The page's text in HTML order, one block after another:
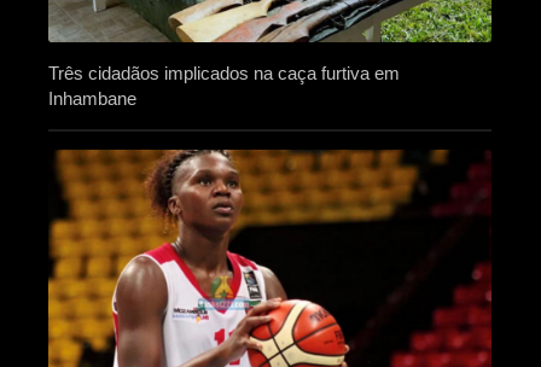
Três cidadãos implicados na caça furtiva em
Inhambane